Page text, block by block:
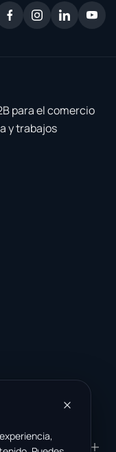
para el comercio
y trabajos